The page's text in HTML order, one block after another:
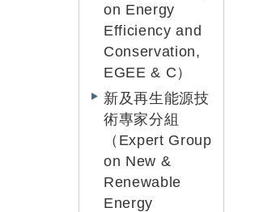
on Energy
Efficiency and
Conservation,
EGEE & C）
新及再生能源技
術專家分組
（Expert Group
on New &
Renewable
Energy